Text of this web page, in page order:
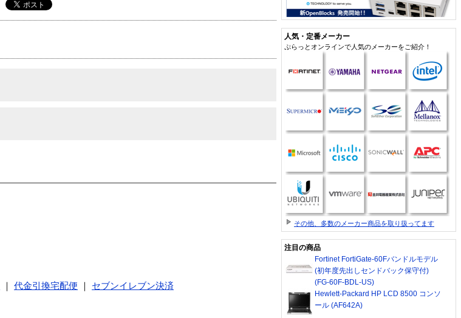
代金引換宅配便
セブンイレブン決済
人気・定番メーカー
ぷらっとオンラインで人気のメーカーをご紹介！
その他、多数のメーカー商品を取り扱ってます
注目の商品
Fortinet FortiGate-60Fバンドルモデル
(初年度先出しセンドバック保守付)
(FG-60F-BDL-US)
Hewlett-Packard HP LCD 8500 コンソ
ール (AF642A)